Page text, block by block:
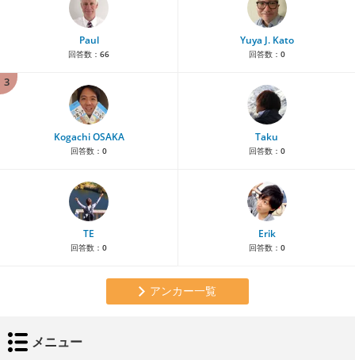
Paul
回答数： 66
Yuya J. Kato
回答数： 0
3
Kogachi OSAKA
回答数： 0
Taku
回答数： 0
TE
回答数： 0
Erik
回答数： 0
アンカー一覧
メニュー